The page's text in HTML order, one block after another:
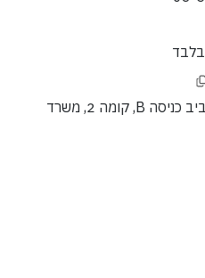
רחוב יגאל אלון 159 תל-אביב כניסה B, קומה 2, משרד